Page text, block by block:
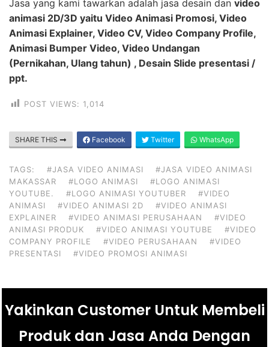
Jasa yang kami tawarkan adalah jasa desain dan video
animasi 2D/3D yaitu Video Animasi Promosi, Video
Animasi Explainer, Video CV, Video Company Profile,
Animasi Bumper Video, Video Undangan
(Pernikahan, Ulang tahun) , Desain Slide presentasi /
ppt.
POST VIEWS: 1,014
SHARE THIS Facebook Twitter WhatsApp
TAGS: #JASA VIDEO ANIMASI
#JASA VIDEO ANIMASI
MAKASSAR
#LOGO ANIMASI
#LOGO ANIMASI
YOUTUBE.
#LOGO ANIMASI YOUTUBER
#VIDEO
ANIMASI
#VIDEO ANIMASI 2D
#VIDEO ANIMASI
EXPLAINER
#VIDEO ANIMASI PERUSAHAAN
#VIDEO
ANIMASI PRODUK
#VIDEO ANIMASI YOUTUBE
#VIDEO
COMPANY PROFILE
#VIDEO PERUSAHAAN
#VIDEO
PRESENTASI
#VIDEO PROMOSI ANIMASI
Yakinkan Customer Untuk Membeli
Produk dan Jasa Anda Dengan